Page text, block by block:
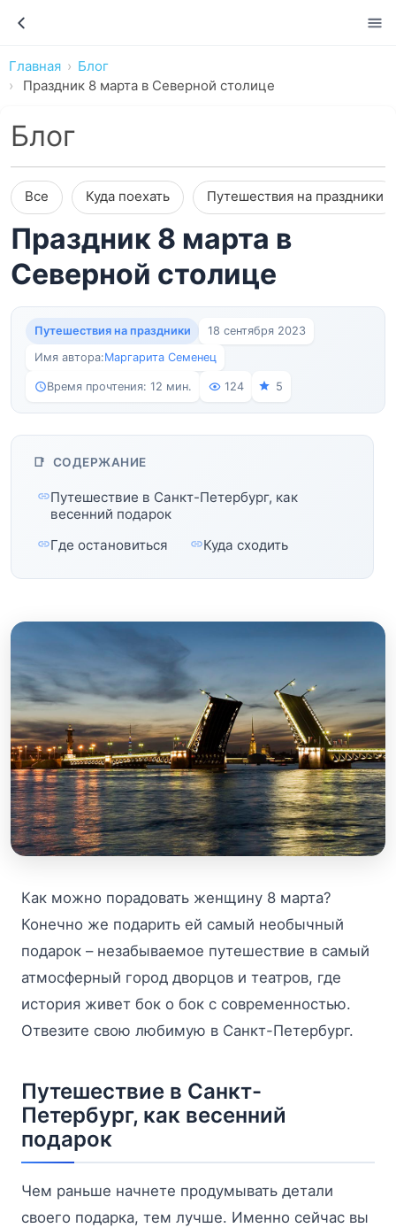
Главная
Блог
Праздник 8 марта в Северной столице
Блог
Все Куда поехать Путешествия на праздники
Праздник 8 марта в
Северной столице
Путешествия на праздники 18 сентября 2023
Имя автора:Маргарита Семенец
Время прочтения: 12 мин. 124 5
СОДЕРЖАНИЕ
Путешествие в Санкт-Петербург, как
весенний подарок
Где остановиться
Куда сходить
Как можно порадовать женщину 8 марта?
Конечно же подарить ей самый необычный
подарок – незабываемое путешествие в самый
атмосферный город дворцов и театров, где
история живет бок о бок с современностью.
Отвезите свою любимую в Санкт-Петербург.
Путешествие в Санкт-
Петербург, как весенний
подарок
Чем раньше начнете продумывать детали
своего подарка, тем лучше. Именно сейчас вы